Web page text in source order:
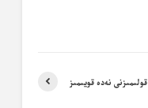
قولىمىزنى نەدە قويىمىز